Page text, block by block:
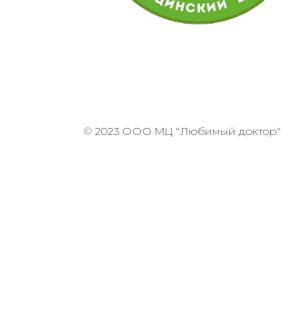
© 2023 ООО МЦ "Любимый доктор"